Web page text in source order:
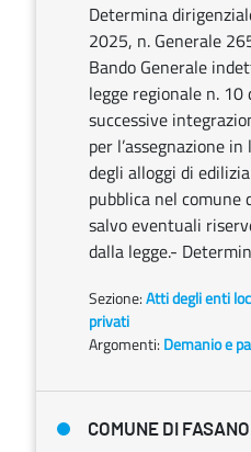
Determina
2025, n. Generale
Bando Generale
legge regionale n.
successive
per l’assegnazione
degli alloggi di
pubblica nel comune
salvo eventuali
dalla legge.-
Sezione:Atti degli enti
privati
Argomenti: Demanio e
COMUNE DI FASANO